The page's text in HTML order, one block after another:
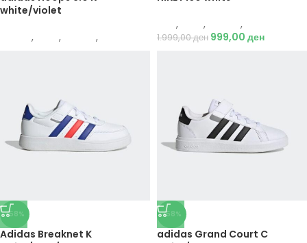
white/violet
, , ,
, , ,
1.999,00ден 999,00 ден
-58%
Adidas Breaknet K
-58%
adidas Grand Court C